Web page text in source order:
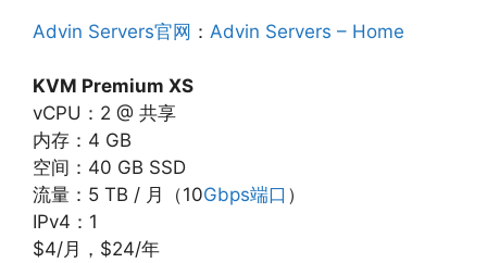
Advin Servers官网 ： Advin Servers – Home
KVM Premium XS
vCPU：2 @ 共享
内存：4 GB
空间：40 GB SSD
流量：5 TB / 月（10Gbps端口 ）
IPv4：1
$4/月，$24/年